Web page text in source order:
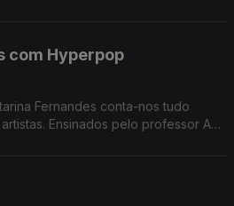
com Hyperpop
Fernandes conta-nos tudo
Ensinados pelo professor AG